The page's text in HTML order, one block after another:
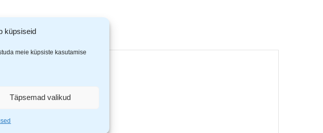
küpsiseid
meie küpsiste kasutamise
Täpsemad valikud